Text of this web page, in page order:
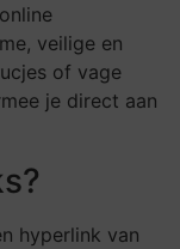
veilige en
of vage
je direct aan
hyperlink van